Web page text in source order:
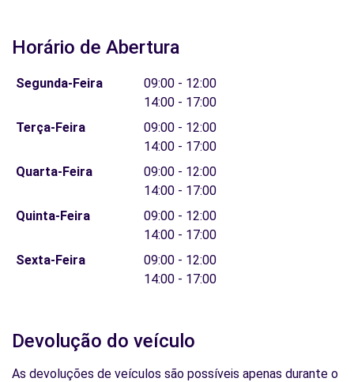
Horário de Abertura
Segunda-Feira
09:00 - 12:00
14:00 - 17:00
Terça-Feira
09:00 - 12:00
14:00 - 17:00
Quarta-Feira
09:00 - 12:00
14:00 - 17:00
Quinta-Feira
09:00 - 12:00
14:00 - 17:00
Sexta-Feira
09:00 - 12:00
14:00 - 17:00
Devolução do veículo
As devoluções de veículos são possíveis apenas durante o